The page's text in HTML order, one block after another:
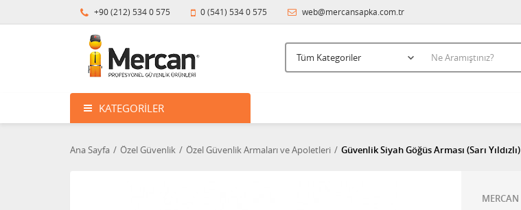
+90 (212) 534 0 575 0 (541) 534 0 575 web@mercansapka.com.tr
KATEGORILER
Ana Sayfa Özel Güvenlik Özel Güvenlik Armaları ve Apoletleri Güvenlik Siyah Göğüs Arması (Sarı Yıldızlı)
MERCAN